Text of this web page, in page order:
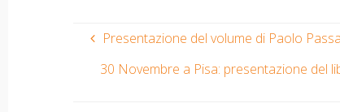
Presentazione del volume di Paolo
30 Novembre a Pisa: presentazione del